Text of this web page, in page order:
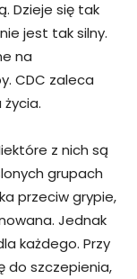
Dzieje się tak
jest tak silny.
na
CDC zaleca
z nich są
grupach
przeciw grypie,
Jednak
każdego. Przy
do szczepienia,